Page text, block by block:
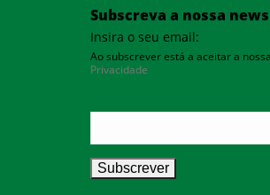
Subscreva a nossa
Insira o seu email:
Ao subscrever está a aceitar a nossa
Privacidade